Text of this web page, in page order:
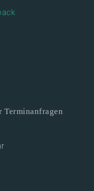
Terminanfragen